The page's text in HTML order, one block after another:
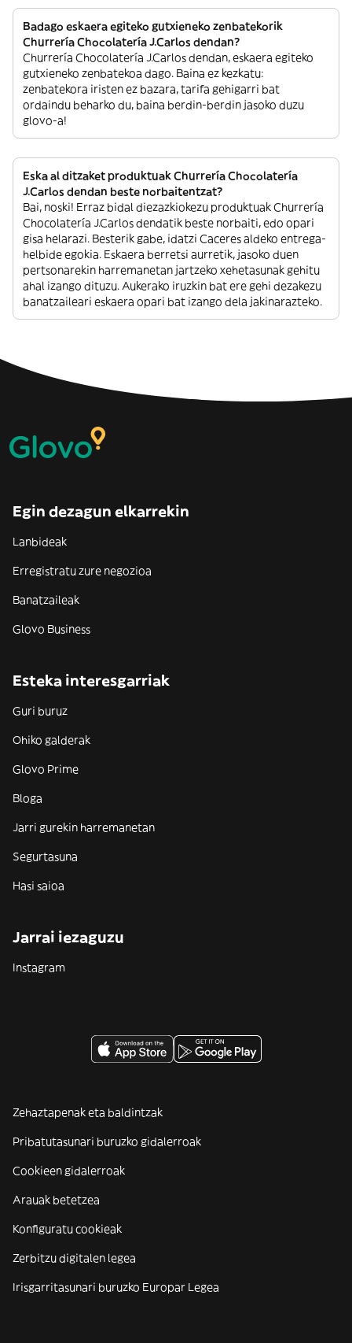
Badago eskaera egiteko gutxieneko zenbatekorik
Churrería Chocolatería J.Carlos dendan?
Churrería Chocolatería J.Carlos dendan, eskaera egiteko
gutxieneko zenbatekoa dago. Baina ez kezkatu:
zenbatekora iristen ez bazara, tarifa gehigarri bat
ordaindu beharko du, baina berdin-berdin jasoko duzu
glovo-a!
Eska al ditzaket produktuak Churrería Chocolatería
J.Carlos dendan beste norbaitentzat?
Bai, noski! Erraz bidal diezazkiokezu produktuak Churrería
Chocolatería J.Carlos dendatik beste norbaiti, edo opari
gisa helarazi. Besterik gabe, idatzi Caceres aldeko entrega-
helbide egokia. Eskaera berretsi aurretik, jasoko duen
pertsonarekin harremanetan jartzeko xehetasunak gehitu
ahal izango dituzu. Aukerako iruzkin bat ere gehi dezakezu
banatzaileari eskaera opari bat izango dela jakinarazteko.
Egin dezagun elkarrekin
Lanbideak
Erregistratu zure negozioa
Banatzaileak
Glovo Business
Esteka interesgarriak
Guri buruz
Ohiko galderak
Glovo Prime
Bloga
Jarri gurekin harremanetan
Segurtasuna
Hasi saioa
Jarrai iezaguzu
Instagram
Zehaztapenak eta baldintzak
Pribatutasunari buruzko gidalerroak
Cookieen gidalerroak
Arauak betetzea
Konfiguratu cookieak
Zerbitzu digitalen legea
Irisgarritasunari buruzko Europar Legea